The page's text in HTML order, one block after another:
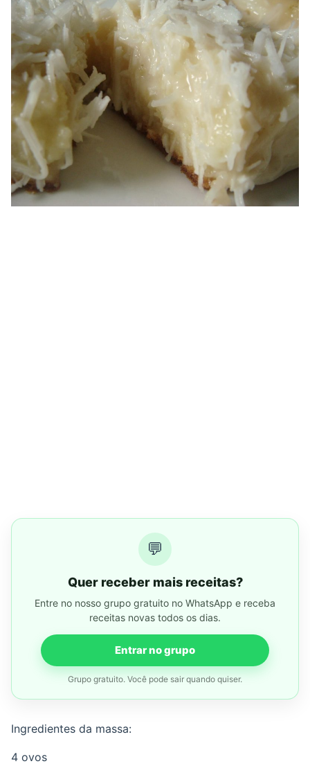
💬
Quer receber mais receitas?
Entre no nosso grupo gratuito no WhatsApp e receba
receitas novas todos os dias.
Entrar no grupo
Grupo gratuito. Você pode sair quando quiser.
Ingredientes da massa:
4 ovos